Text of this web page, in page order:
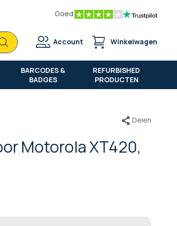
Goed
Zoek
Zoek
Account Winkelwagen
BARCODES &
BADGES
REFURBISHED
PRODUCTEN
Motorola XT420,
Delen